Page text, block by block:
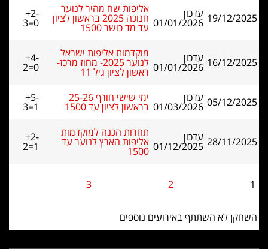
19/12/2025 עדכון
01/01/2026
אליפות שח מהיר לנוער
חנוכה 2025 בראשון לציון
עד מד כושר 1500
+2-
3=0
16/12/2025 עדכון
01/01/2026
מוקדמות אליפות ישראל
לנוער 2025- מחוז מרכז-
ראשון לציון גיל 11
+4-
2=0
05/12/2025 עדכון
01/03/2026
ימי שישי חורף 25-26
בראשון לציון עד 1500
+5-
3=1
28/11/2025 עדכון
01/12/2025
תחרות הכנה למוקדמות
אליפות הארץ לנוער עד
1500
+2-
2=1
1
2
3
השחקן לא השתתף באירועים נוספים